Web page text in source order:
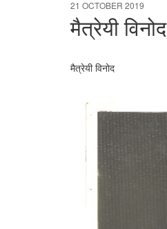
21 OCTOBER 2019
मैत्रेयी विनोद
मैत्रेयी विनोद